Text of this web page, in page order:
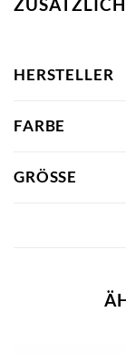
HERSTELLER
FARBE
GRÖSSE